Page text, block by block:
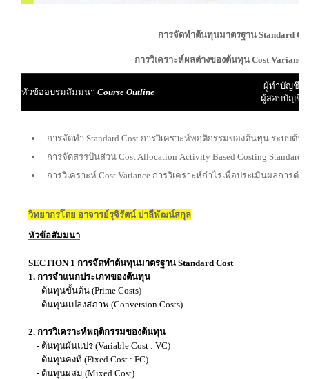
การจัดทำต้นทุนมาตรฐาน Standard
การวิเคราะห์ผลต่างของต้นทุน Cost
หัวข้ออบรมสัมมนา Course Outline
ผู้ทำบัญชี
ผู้สอบบัญชี
การจัดทำ Standard Cost การวิเคราะห์พฤติกรรมของต้นทุน ระบบต้น
การจัดสรรปันส่วน Cost Allocation Activity Based Costing Standard
การวิเคราะห์ Cost Variance การวิเคราะห์กำไรเพื่อประเมินผลการดำ
วิทยากรโดย อาจารย์รุจิรัตน์ ปาลีพัฒน์สกุล
หัวข้อสัมมนา
SECTION 1 การจัดทำต้นทุนมาตรฐาน Standard Cost
1. การจำแนกประเภทของต้นทุน
- ต้นทุนขั้นต้น (Prime Costs)
- ต้นทุนแปลงสภาพ (Conversion Costs)
2. การวิเคราะห์พฤติกรรมของต้นทุน
- ต้นทุนผันแปร (Variable Cost : VC)
- ต้นทุนคงที่ (Fixed Cost : FC)
- ต้นทุนผสม (Mixed Cost)